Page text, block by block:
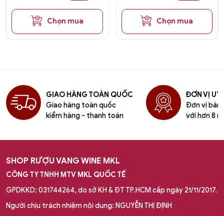
Chọn mua Chọn mua
GIAO HÀNG TOÀN QUỐC
Giao hàng toàn quốc
kiểm hàng - thanh toán
ĐƠN VỊ UY
Đơn vị bán
với hơn 8
SHOP RƯỢU VANG WINE MKL
CÔNG TY TNHH MTV MKL QUỐC TẾ
GPDKKD: 031744264, do sở KH & ĐT TP.HCM cấp ngày 21/11/2017.
Người chịu trách nhiệm nội dung: NGUYỄN THỊ ĐỊNH